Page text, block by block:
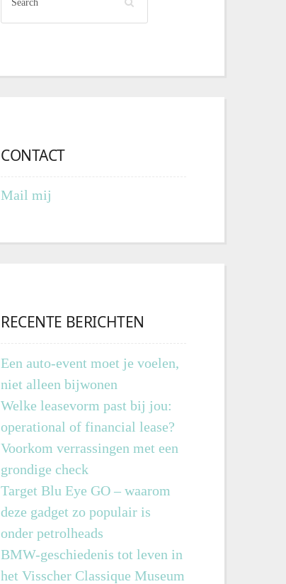
CONTACT
Mail mij
RECENTE BERICHTEN
Een auto-event moet je voelen,
niet alleen bijwonen
Welke leasevorm past bij jou:
operational of financial lease?
Voorkom verrassingen met een
grondige check
Target Blu Eye GO – waarom
deze gadget zo populair is
onder petrolheads
BMW-geschiedenis tot leven in
het Visscher Classique Museum